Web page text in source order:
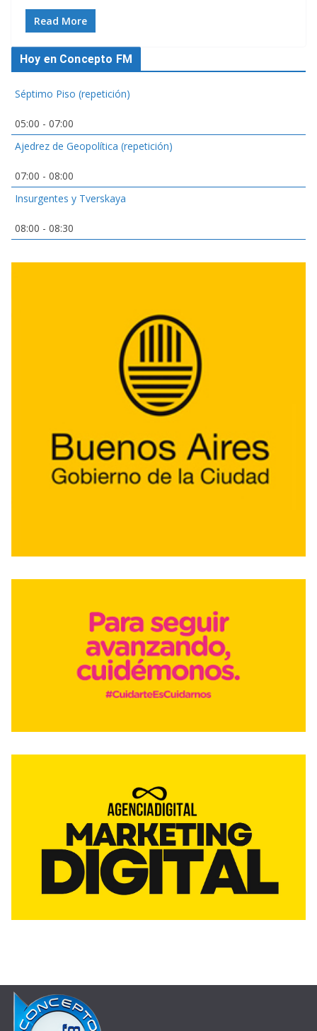
Read More
Hoy en Concepto FM
Séptimo Piso (repetición)
05:00 - 07:00
Ajedrez de Geopolítica (repetición)
07:00 - 08:00
Insurgentes y Tverskaya
08:00 - 08:30